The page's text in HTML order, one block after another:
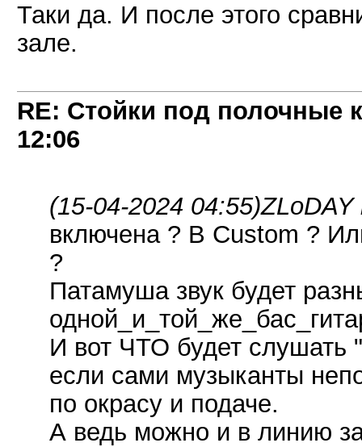
Таки да. И после этого
зале.
RE: Стойки под полочные
12:06
(15-04-2024 04:55)
включена ? В Custom ?
?
Патамуша звук будет
И вот ЧТО будет слушать
если сами музыканты
по окрасу и подаче.
А ведь можно и в линию